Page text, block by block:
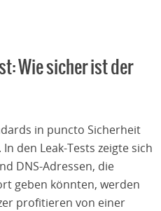
Wie sicher ist der
in puncto Sicherheit
den Leak-Tests zeigte sich
DNS-Adressen, die
geben könnten, werden
profitieren von einer